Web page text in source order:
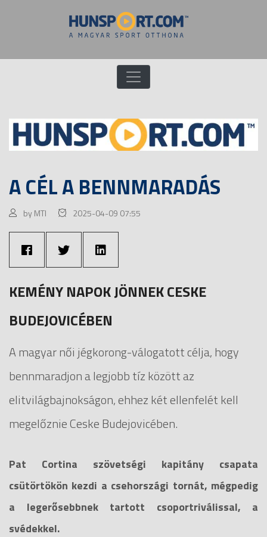
A CÉL A BENNMARADÁS
by MTI 2025-04-09 07:55
KEMÉNY NAPOK JÖNNEK CESKE
BUDEJOVICÉBEN
A magyar női jégkorong-válogatott célja, hogy
bennmaradjon a legjobb tíz között az
elitvilágbajnokságon, ehhez két ellenfelét kell
megelőznie Ceske Budejovicében.
Pat Cortina szövetségi kapitány csapata
csütörtökön kezdi a csehországi tornát, mégpedig
a legerősebbnek tartott csoportriválissal, a
svédekkel.